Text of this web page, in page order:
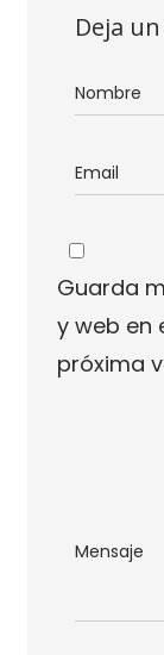
Deja
Guarda
y web en
próxima